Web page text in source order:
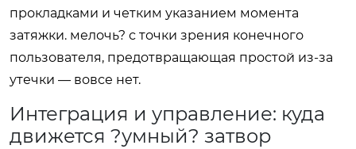
прокладками и четким указанием момента
затяжки. мелочь? с точки зрения конечного
пользователя, предотвращающая простой из-за
утечки — вовсе нет.
Интеграция и управление: куда
движется ?умный? затвор